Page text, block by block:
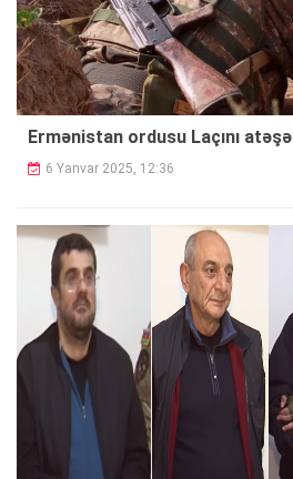
Ermənistan ordusu Laçını atəşə
6 Yanvar 2025, 12:36